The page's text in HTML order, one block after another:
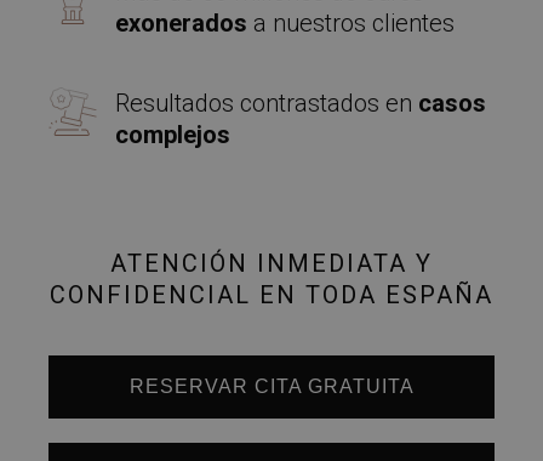
exonerados a nuestros clientes
Resultados contrastados en casos
complejos
ATENCIÓN INMEDIATA Y
CONFIDENCIAL EN TODA ESPAÑA
RESERVAR CITA GRATUITA